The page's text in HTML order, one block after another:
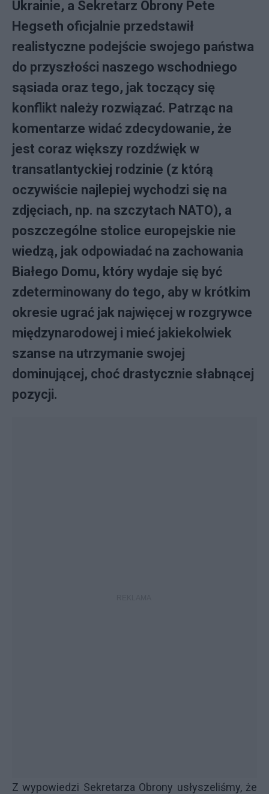
Ukrainie, a Sekretarz Obrony Pete
Hegseth oficjalnie przedstawił
realistyczne podejście swojego państwa
do przyszłości naszego wschodniego
sąsiada oraz tego, jak toczący się
konflikt należy rozwiązać. Patrząc na
komentarze widać zdecydowanie, że
jest coraz większy rozdźwięk w
transatlantyckiej rodzinie (z którą
oczywiście najlepiej wychodzi się na
zdjęciach, np. na szczytach NATO), a
poszczególne stolice europejskie nie
wiedzą, jak odpowiadać na zachowania
Białego Domu, który wydaje się być
zdeterminowany do tego, aby w krótkim
okresie ugrać jak najwięcej w rozgrywce
międzynarodowej i mieć jakiekolwiek
szanse na utrzymanie swojej
dominującej, choć drastycznie słabnącej
pozycji.
Z wypowiedzi Sekretarza Obrony usłyszeliśmy, że